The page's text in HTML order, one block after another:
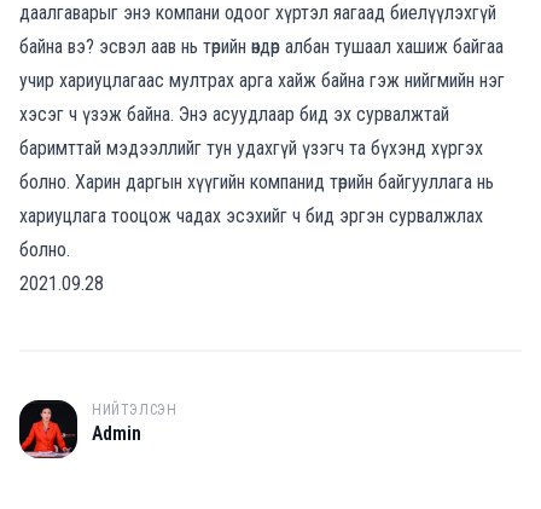
даалгаварыг энэ компани одоог хүртэл яагаад биелүүлэхгүй
байна вэ? эсвэл аав нь төрийн өндөр албан тушаал хашиж байгаа
учир хариуцлагаас мултрах арга хайж байна гэж нийгмийн нэг
хэсэг ч үзэж байна. Энэ асуудлаар бид эх сурвалжтай
баримттай мэдээллийг тун удахгүй үзэгч та бүхэнд хүргэх
болно. Харин даргын хүүгийн компанид төрийн байгууллага нь
хариуцлага тооцож чадах эсэхийг ч бид эргэн сурвалжлах
болно.
2021.09.28
A
НИЙТЭЛСЭН
Admin